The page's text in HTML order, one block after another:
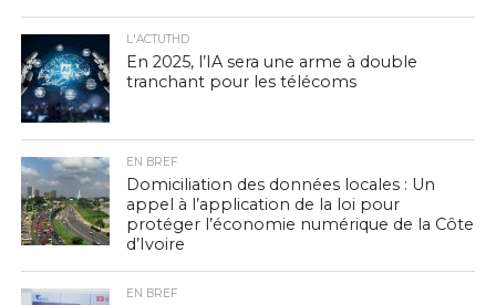
L'ACTUTHD
En 2025, l’IA sera une arme à double
tranchant pour les télécoms
EN BREF
Domiciliation des données locales : Un
appel à l’application de la loi pour
protéger l’économie numérique de la Côte
d’Ivoire
EN BREF